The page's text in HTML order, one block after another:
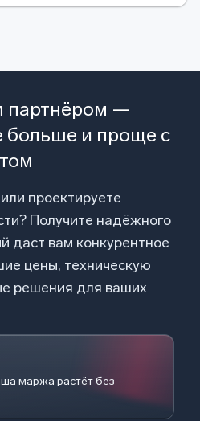
партнёром —
больше и проще с
проектируете
Получите надёжного
даст вам конкурентное
цены, техническую
решения для ваших
маржа растёт без